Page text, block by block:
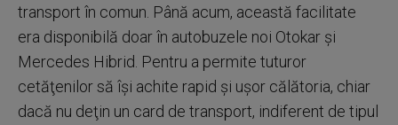
transport în comun. Până acum, această facilitate
era disponibilă doar în autobuzele noi Otokar şi
Mercedes Hibrid. Pentru a permite tuturor
cetăţenilor să îşi achite rapid şi uşor călătoria, chiar
dacă nu deţin un card de transport, indiferent de tipul